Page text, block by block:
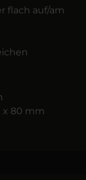
flach auf/am
x 80 mm